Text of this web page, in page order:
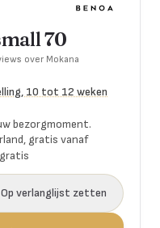
70
over Mokana
10 tot 12 weken
bezorgmoment.
gratis vanaf
Op verlanglijst zetten